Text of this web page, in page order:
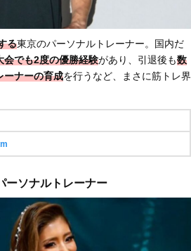
る東京のパーソナルトレーナー。国内だ
会でも2度の優勝経験があり、引退後も数
ーナーの育成を行うなど、まさに筋トレ界
ーソナルトレーナー